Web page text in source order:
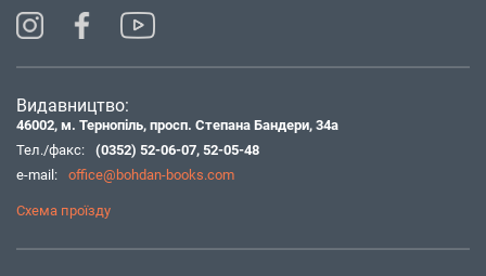
Видавництво:
46002, м. Тернопіль, просп. Степана Бандери, 34а
Тел./факс:
(0352) 52-06-07, 52-05-48
e-mail:
office@bohdan-books.com
Схема проїзду